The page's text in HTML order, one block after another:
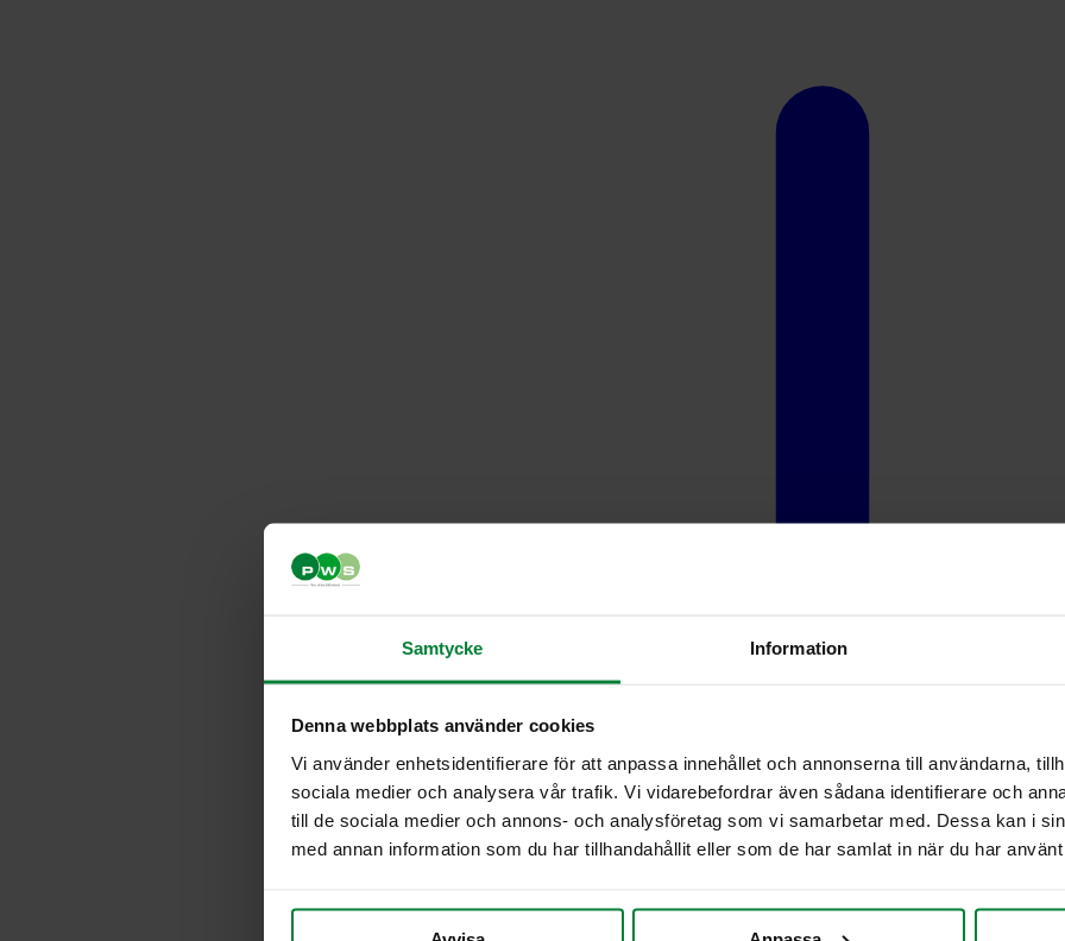
Samtycke Information
Denna webbplats använder cookies
Vi använder enhetsidentifierare för att anpassa innehållet och annonserna till användarna,
sociala medier och analysera vår trafik. Vi vidarebefordrar även sådana identifierare och
till de sociala medier och annons- och analysföretag som vi samarbetar med. Dessa kan i
med annan information som du har tillhandahållit eller som de har samlat in när du har